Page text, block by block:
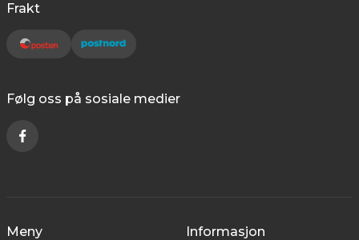
Frakt
Følg oss på sosiale medier
Meny Informasjon